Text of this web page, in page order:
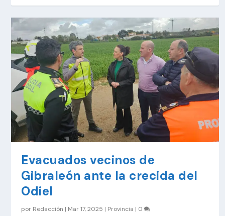
Evacuados vecinos de
Gibraleón ante la crecida del
Odiel
por Redacción | Mar 17, 2025 | Provincia | 0